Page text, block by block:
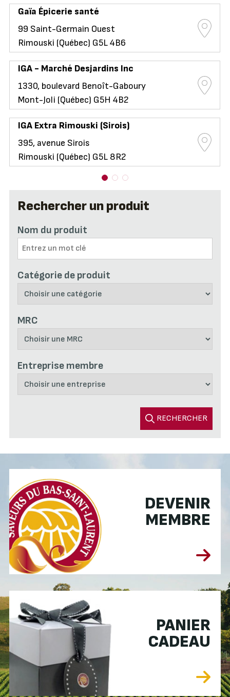
Rechercher un produit
Nom du produit
Catégorie de produit
MRC
Entreprise membre
RECHERCHER
Gaïa Épicerie santé
99 Saint-Germain Ouest
Rimouski (Québec) G5L 4B6
IGA - Marché Desjardins Inc
1330, boulevard Benoît-Gaboury
Mont-Joli (Québec) G5H 4B2
IGA Extra Rimouski (Sirois)
395, avenue Sirois
Rimouski (Québec) G5L 8R2
DEVENIR
MEMBRE
PANIER
CADEAU